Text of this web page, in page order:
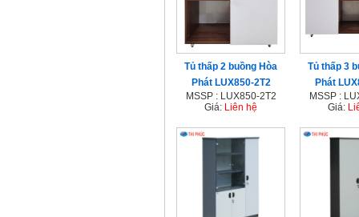
Tủ thấp 2 buồng Hòa
Phát LUX850-2T2
MSSP : LUX850-2T2
Giá: Liên hệ
Tủ thấp 3
Phát
MSSP :
Giá: